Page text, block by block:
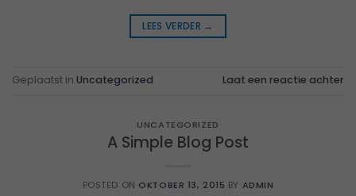
LEES VERDER →
Geplaatst in Uncategorized Laat een reactie achter
UNCATEGORIZED
A Simple Blog Post
POSTED ON OKTOBER 13, 2015 BY ADMIN